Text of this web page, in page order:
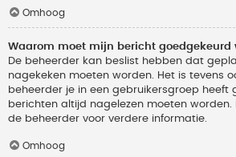
Omhoog
Waarom moet mijn bericht goedgekeurd
De beheerder kan beslist hebben dat
nagekeken moeten worden. Het is tevens
beheerder je in een gebruikersgroep
berichten altijd nagelezen moeten
de beheerder voor verdere informatie.
Omhoog